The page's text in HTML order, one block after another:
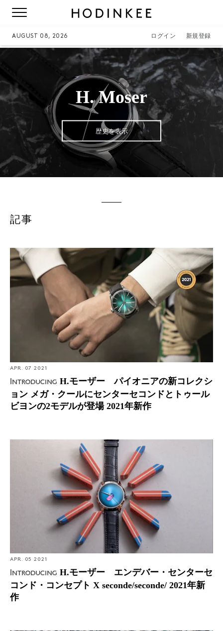
AUGUST 08, 2026 ログイン 新規登録
H. Moser
歴史を表示
本社
スイス、シャフハウゼン
www.h-moser.com/jp
記事
Introducing: H.モーザー パイオニアの新コレクション
メガ・クールにセンターセコンドとトゥールビヨンの2
モデルが登場 2021年新作
APR. 07 2021
Introducing H.モーザー パイオニアの新コレクシ
ョン メガ・クールにセンターセコンドとトゥール
ビヨンの2モデルが登場 2021年新作
Introducing: H.モーザー エンデバー・センターセコン
ド・コンセプト X seconde/seconde/ 2021年新作
APR. 05 2021
Introducing H.モーザー エンデバー・センターセ
コンド・コンセプト X seconde/seconde/ 2021年新
作